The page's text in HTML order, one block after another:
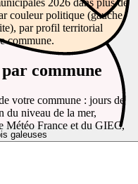
galeuses
couleur politique (gauche,
par profil territorial
commune.
commune
votre commune : jours de
du niveau de la mer,
Météo France et du GIEC,